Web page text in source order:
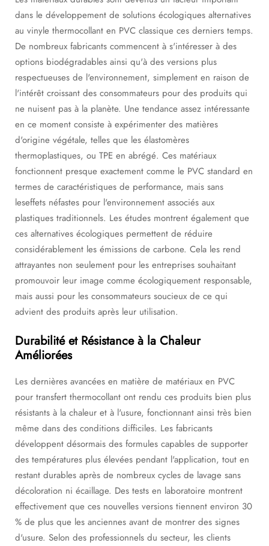
dans le développement de solutions écologiques alternatives
au vinyle thermocollant en PVC classique ces derniers temps.
De nombreux fabricants commencent à s'intéresser à des
options biodégradables ainsi qu'à des versions plus
respectueuses de l'environnement, simplement en raison de
l'intérêt croissant des consommateurs pour des produits qui
ne nuisent pas à la planète. Une tendance assez intéressante
en ce moment consiste à expérimenter des matières
d'origine végétale, telles que les élastomères
thermoplastiques, ou TPE en abrégé. Ces matériaux
fonctionnent presque exactement comme le PVC standard en
termes de caractéristiques de performance, mais sans
leseffets néfastes pour l'environnement associés aux
plastiques traditionnels. Les études montrent également que
ces alternatives écologiques permettent de réduire
considérablement les émissions de carbone. Cela les rend
attrayantes non seulement pour les entreprises souhaitant
promouvoir leur image comme écologiquement responsable,
mais aussi pour les consommateurs soucieux de ce qui
advient des produits après leur utilisation.
Durabilité et Résistance à la Chaleur
Améliorées
Les dernières avancées en matière de matériaux en PVC
pour transfert thermocollant ont rendu ces produits bien plus
résistants à la chaleur et à l'usure, fonctionnant ainsi très bien
même dans des conditions difficiles. Les fabricants
développent désormais des formules capables de supporter
des températures plus élevées pendant l'application, tout en
restant durables après de nombreux cycles de lavage sans
décoloration ni écaillage. Des tests en laboratoire montrent
effectivement que ces nouvelles versions tiennent environ 30
% de plus que les anciennes avant de montrer des signes
d'usure. Selon des professionnels du secteur, les clients